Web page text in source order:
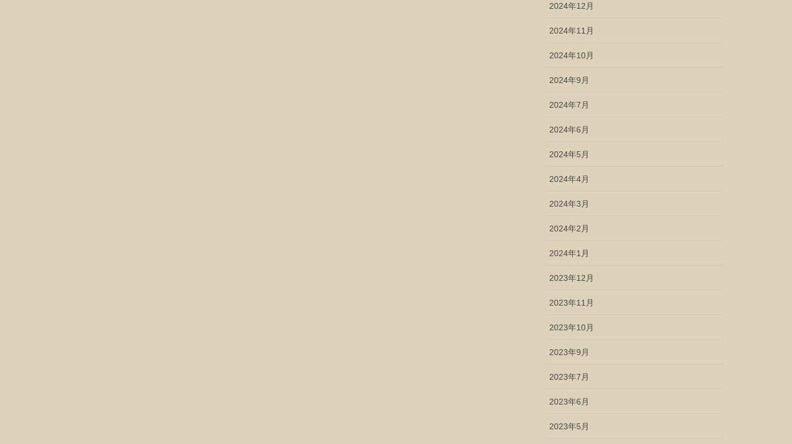
2024年12月
2024年11月
2024年10月
2024年9月
2024年7月
2024年6月
2024年5月
2024年4月
2024年3月
2024年2月
2024年1月
2023年12月
2023年11月
2023年10月
2023年9月
2023年7月
2023年6月
2023年5月